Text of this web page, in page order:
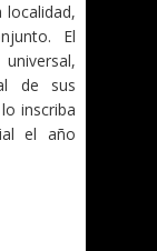
localidad,
El
de sus
inscriba
el año